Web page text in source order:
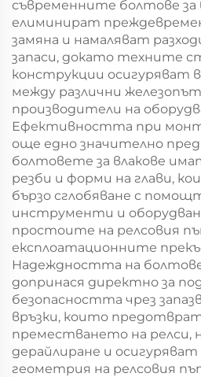
съвременните болтове за
елиминират
замяна и намаляват
запаси, докато техните
конструкции осигуряват
между различни
производители на
Ефективността при
още едно значително
болтовете за влакове
резби и форми на глави,
бързо сглобяване с
инструменти и
простоите на релсовия
експлоатационните
Надеждността на
допринася директно за
безопасността чрез
връзки, които
преместването на релси,
дерайлиране и
геометрия на релсовия